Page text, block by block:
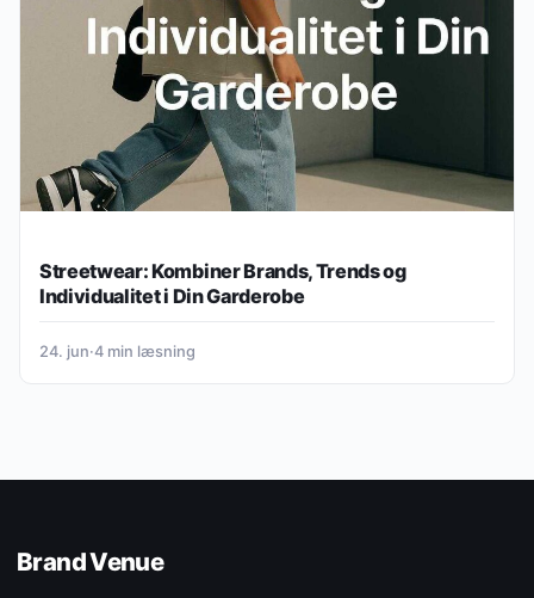
Streetwear: Kombiner Brands, Trends og
Individualitet i Din Garderobe
24. jun·4 min læsning
Brand Venue